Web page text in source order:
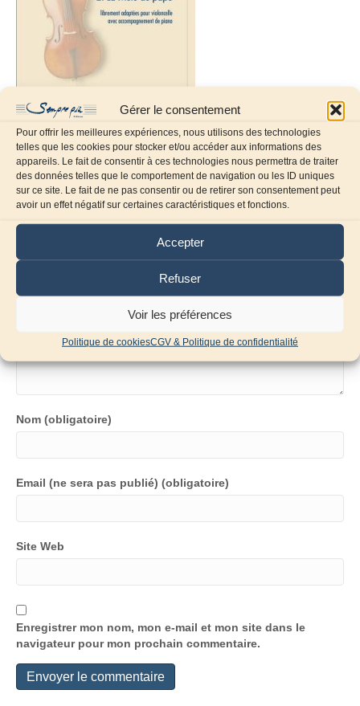
Gérer le consentement
Pour offrir les meilleures expériences, nous utilisons des technologies
telles que les cookies pour stocker et/ou accéder aux informations des
appareils. Le fait de consentir à ces technologies nous permettra de traiter
des données telles que le comportement de navigation ou les ID uniques
sur ce site. Le fait de ne pas consentir ou de retirer son consentement peut
avoir un effet négatif sur certaines caractéristiques et fonctions.
Accepter
Refuser
Voir les préférences
Politique de cookiesCGV & Politique de confidentialité
Nom (obligatoire)
Email (ne sera pas publié) (obligatoire)
Site Web
Enregistrer mon nom, mon e-mail et mon site dans le
navigateur pour mon prochain commentaire.